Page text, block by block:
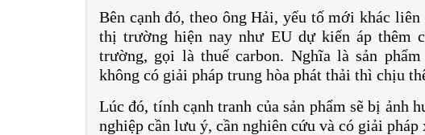
Bên cạnh đó, theo ông Hải, yếu tố mới khác
thị trường hiện nay như EU dự kiến áp thêm
trường, gọi là thuế carbon. Nghĩa là sản
không có giải pháp trung hòa phát thải thì chịu
Lúc đó, tính cạnh tranh của sản phẩm sẽ bị ảnh
nghiệp cần lưu ý, cần nghiên cứu và có giải pháp